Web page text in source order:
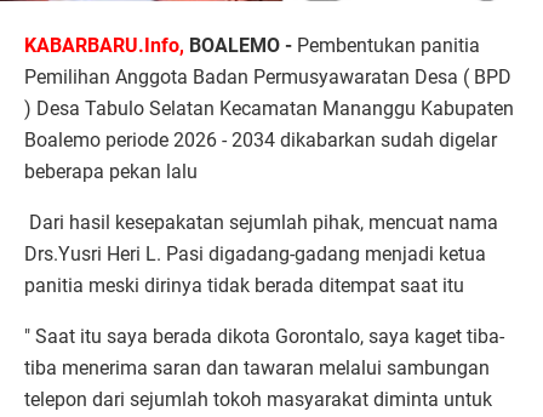
KABARBARU.Info, BOALEMO - Pembentukan panitia
Pemilihan Anggota Badan Permusyawaratan Desa ( BPD
) Desa Tabulo Selatan Kecamatan Mananggu Kabupaten
Boalemo periode 2026 - 2034 dikabarkan sudah digelar
beberapa pekan lalu
Dari hasil kesepakatan sejumlah pihak, mencuat nama
Drs.Yusri Heri L. Pasi digadang-gadang menjadi ketua
panitia meski dirinya tidak berada ditempat saat itu
" Saat itu saya berada dikota Gorontalo, saya kaget tiba-
tiba menerima saran dan tawaran melalui sambungan
telepon dari sejumlah tokoh masyarakat diminta untuk